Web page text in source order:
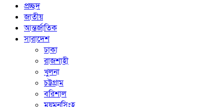
প্রচ্ছদ
জাতীয়
আন্তর্জাতিক
সারাদেশ
ঢাকা
রাজশাহী
খুলনা
চট্টগ্রাম
বরিশাল